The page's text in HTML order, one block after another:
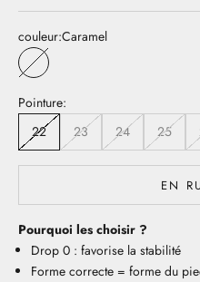
couleur:Caramel
Caramel
Pointure:
22
23 24 25
EN
Pourquoi les choisir ?
Drop 0 : favorise la stabilité
Forme correcte = forme du